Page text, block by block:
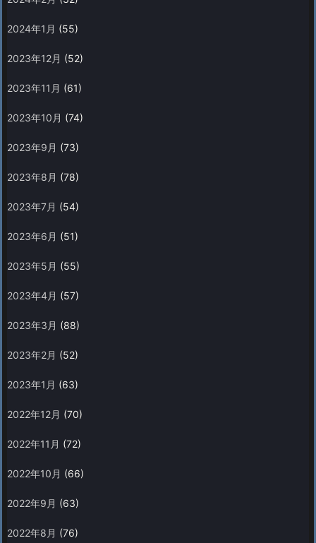
2024年1月 (55)
2023年12月 (52)
2023年11月 (61)
2023年10月 (74)
2023年9月 (73)
2023年8月 (78)
2023年7月 (54)
2023年6月 (51)
2023年5月 (55)
2023年4月 (57)
2023年3月 (88)
2023年2月 (52)
2023年1月 (63)
2022年12月 (70)
2022年11月 (72)
2022年10月 (66)
2022年9月 (63)
2022年8月 (76)